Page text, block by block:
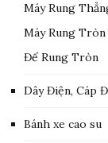
Máy Rung
Máy Rung Tròn
Đế Rung Tròn
Dây Điện, Cáp
Bánh xe cao su